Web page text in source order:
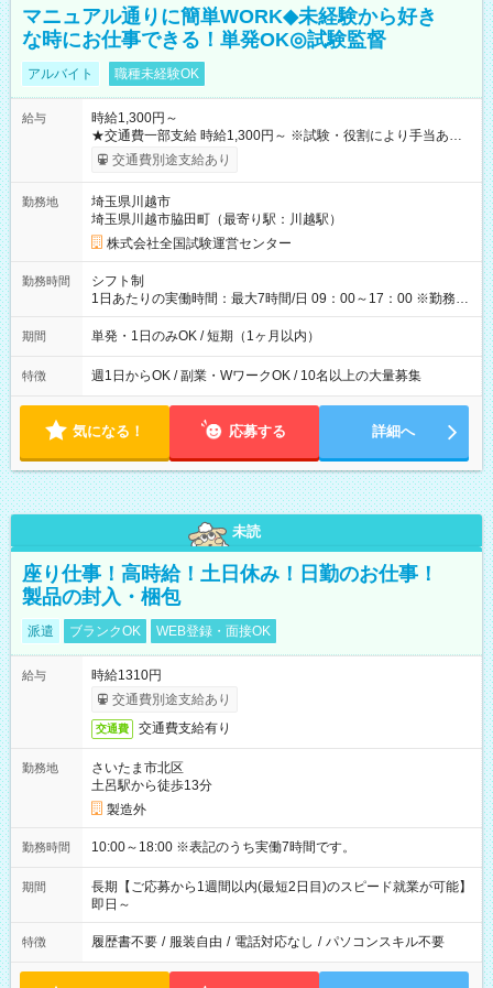
マニュアル通りに簡単WORK◆未経験から好き
な時にお仕事できる！単発OK◎試験監督
アルバイト 職種未経験OK
給与
時給1,300円～
★交通費一部支給 時給1,300円～ ※試験・役割により手当あり
※勤務回数により昇給あり 【即給（前払い）オプションあ
り！】 希望される場合、勤務から1週間ほどで給与の一部を受け
例】 ・河合塾模擬試験 8:30～17:30（休憩1時間） 時給1,300円
×8時間＝日収10,400円＋交通費 ※当日の役割により時給＋100
円の場合あり ・国家試験 7:00～13:30（休憩なし） 時給1,300
円（役割手当＋100円）×6時間＝日収8,400円＋交通費 【試用期
間】試用期間なし
交通費別途支給あり
勤務地
埼玉県川越市
埼玉県川越市脇田町（最寄り駅：川越駅）
株式会社全国試験運営センター
勤務時間
シフト制
1日あたりの実働時間：最大7時間/日 09：00～17：00 ※勤務時
間は 試験により異なります。
期間 単発・1日のみOK / 短期（1ヶ月以内）
特徴 週1日からOK / 副業・WワークOK / 10名以上の大量募集
気になる！ 応募する 詳細へ
未読
座り仕事！高時給！土日休み！日勤のお仕事！
製品の封入・梱包
派遣 ブランクOK WEB登録・面接OK
給与
時給1310円
交通費別途支給あり
交通費 交通費支給有り
勤務地
さいたま市北区
土呂駅から徒歩13分
製造外
勤務時間 10:00～18:00 ※表記のうち実働7時間です。
期間
長期【ご応募から1週間以内(最短2日目)のスピード就業が可能】
即日～
特徴 履歴書不要 / 服装自由 / 電話対応なし / パソコンスキル不要